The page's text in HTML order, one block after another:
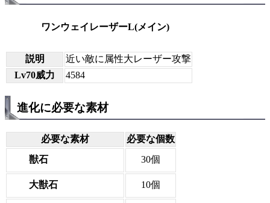
ワンウェイレーザーL(メイン)
説明
近い敵に属性大レーザー攻撃
Lv70威力
4584
進化に必要な素材
必要な素材
必要な個数
獣石
30個
大獣石 10個